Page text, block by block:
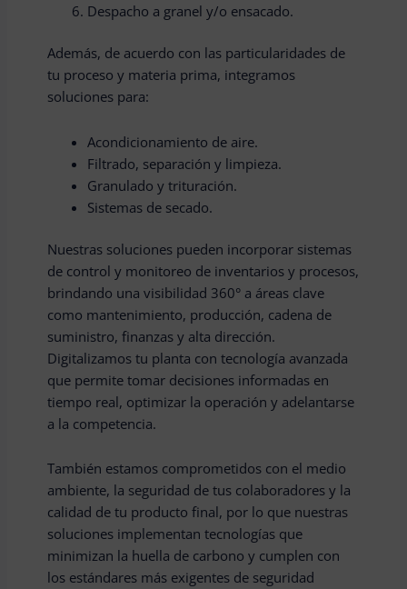
Despacho a granel y/o ensacado.
Además, de acuerdo con las particularidades de
tu proceso y materia prima, integramos
soluciones para:
Acondicionamiento de aire.
Filtrado, separación y limpieza.
Granulado y trituración.
Sistemas de secado.
Nuestras soluciones pueden incorporar sistemas
de control y monitoreo de inventarios y procesos,
brindando una visibilidad 360° a áreas clave
como mantenimiento, producción, cadena de
suministro, finanzas y alta dirección.
Digitalizamos tu planta con tecnología avanzada
que permite tomar decisiones informadas en
tiempo real, optimizar la operación y adelantarse
a la competencia.
También estamos comprometidos con el medio
ambiente, la seguridad de tus colaboradores y la
calidad de tu producto final, por lo que nuestras
soluciones implementan tecnologías que
minimizan la huella de carbono y cumplen con
los estándares más exigentes de seguridad